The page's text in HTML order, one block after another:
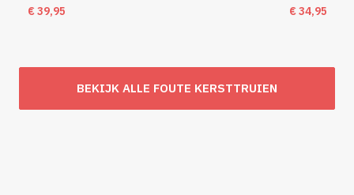
€39,95 €34,95
BEKIJK ALLE FOUTE KERSTTRUIEN